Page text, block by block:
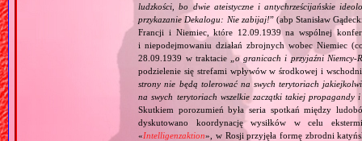
ludzkości, bo dwie ateistyczne i antychrześcijańskie
przykazanie Dekalogu: Nie zabijaj!” (abp Stanisław
Francji i Niemiec, które 12.09.1939 na wspólnej
i niepodejmowaniu działań zbrojnych wobec Niemiec
28.09.1939 w traktacie „ o granicach i przyjaźni
podzielenie się strefami wpływów w środkowej i
strony nie będą tolerować na swych terytoriach
na swych terytoriach wszelkie zaczątki takiej
Skutkiem porozumień była seria spotkań między
dyskutowano koordynację wysiłków w celu
«Intelligenzaktion», w Rosji przyjęła formę zbrodni